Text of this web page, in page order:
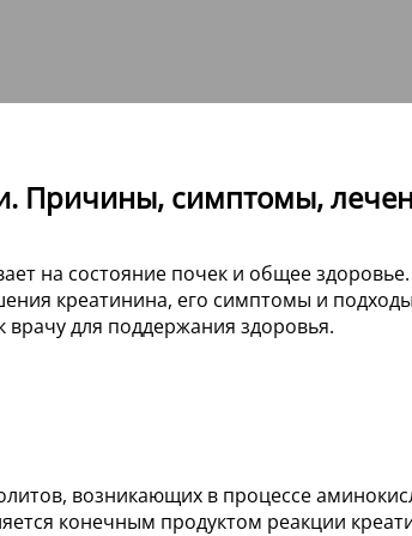
Причины, симптомы,
на состояние почек и общее
креатинина, его симптомы и
врачу для поддержания здоровья.
возникающих в процессе
конечным продуктом реакции